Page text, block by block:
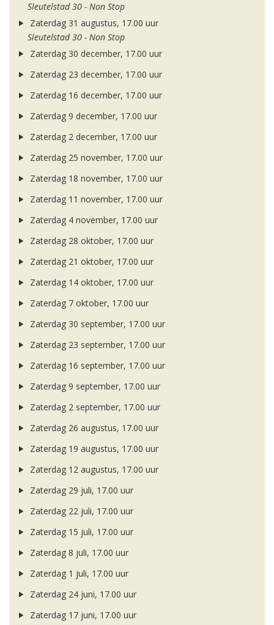
Sleutelstad 30 - Non Stop
Zaterdag 31 augustus, 17.00 uur
Sleutelstad 30 - Non Stop
Zaterdag 30 december, 17.00 uur
Zaterdag 23 december, 17.00 uur
Zaterdag 16 december, 17.00 uur
Zaterdag 9 december, 17.00 uur
Zaterdag 2 december, 17.00 uur
Zaterdag 25 november, 17.00 uur
Zaterdag 18 november, 17.00 uur
Zaterdag 11 november, 17.00 uur
Zaterdag 4 november, 17.00 uur
Zaterdag 28 oktober, 17.00 uur
Zaterdag 21 oktober, 17.00 uur
Zaterdag 14 oktober, 17.00 uur
Zaterdag 7 oktober, 17.00 uur
Zaterdag 30 september, 17.00 uur
Zaterdag 23 september, 17.00 uur
Zaterdag 16 september, 17.00 uur
Zaterdag 9 september, 17.00 uur
Zaterdag 2 september, 17.00 uur
Zaterdag 26 augustus, 17.00 uur
Zaterdag 19 augustus, 17.00 uur
Zaterdag 12 augustus, 17.00 uur
Zaterdag 29 juli, 17.00 uur
Zaterdag 22 juli, 17.00 uur
Zaterdag 15 juli, 17.00 uur
Zaterdag 8 juli, 17.00 uur
Zaterdag 1 juli, 17.00 uur
Zaterdag 24 juni, 17.00 uur
Zaterdag 17 juni, 17.00 uur